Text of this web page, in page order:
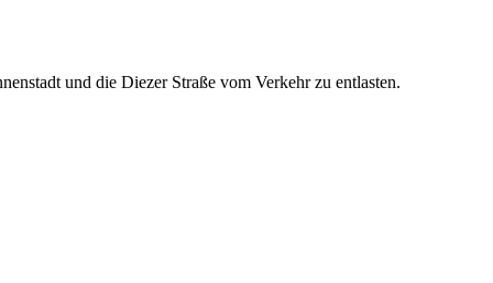
und die Diezer Straße vom Verkehr zu entlasten.